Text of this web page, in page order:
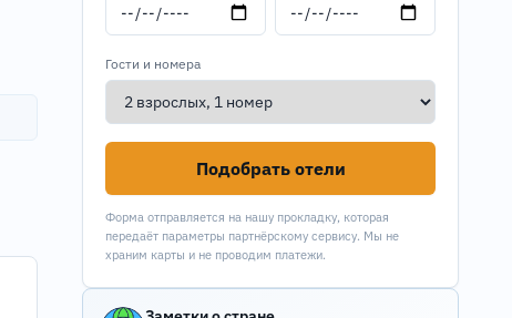
Гости и номера
Подобрать отели
Форма отправляется на нашу прокладку, которая
передаёт параметры партнёрскому сервису. Мы не
храним карты и не проводим платежи.